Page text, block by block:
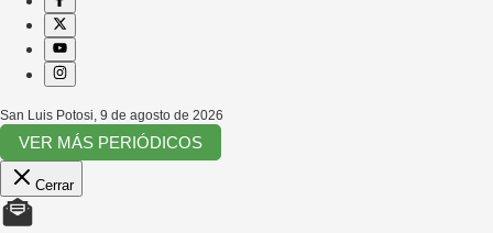
San Luis Potosi 9 de agosto de 2026
VER MÁS PERIÓDICOS
Cerrar